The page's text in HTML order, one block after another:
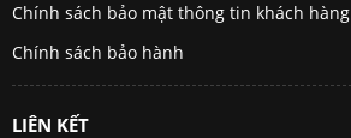
Chính sách bảo mật thông tin khách hàng
Chính sách bảo hành
LIÊN KẾT